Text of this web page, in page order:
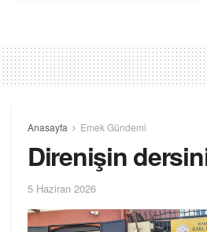
Anasayfa Emek Gündemi
Direnişin
5 Haziran 2026